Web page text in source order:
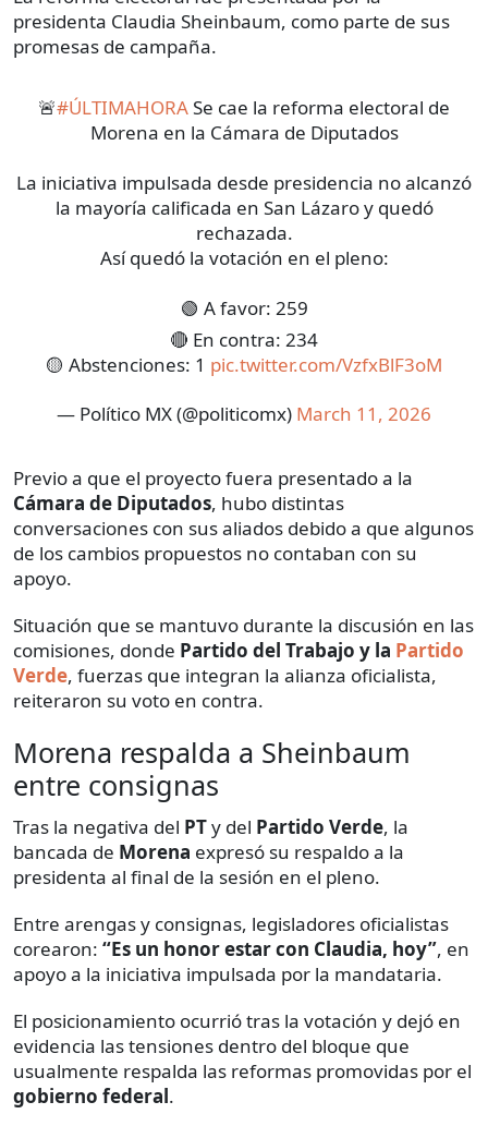
presidenta Claudia Sheinbaum, como parte de sus
promesas de campaña.
🚨#ÚLTIMAHORASe cae la reforma electoral de
Morena en la Cámara de Diputados
La iniciativa impulsada desde presidencia no alcanzó
la mayoría calificada en San Lázaro y quedó
rechazada.
Así quedó la votación en el pleno:
🟢 A favor: 259
🔴 En contra: 234
🟡 Abstenciones: 1 pic.twitter.com/VzfxBlF3oM
— Político MX (@politicomx) March 11, 2026
Previo a que el proyecto fuera presentado a la
Cámara de Diputados, hubo distintas
conversaciones con sus aliados debido a que algunos
de los cambios propuestos no contaban con su
apoyo.
Situación que se mantuvo durante la discusión en las
comisiones, donde Partido del Trabajo y la Partido
Verde, fuerzas que integran la alianza oficialista,
reiteraron su voto en contra.
Morena respalda a Sheinbaum
entre consignas
Tras la negativa del PTy del Partido Verde, la
bancada de Morena expresó su respaldo a la
presidenta al final de la sesión en el pleno.
Entre arengas y consignas, legisladores oficialistas
corearon: “Es un honor estar con Claudia, hoy”, en
apoyo a la iniciativa impulsada por la mandataria.
El posicionamiento ocurrió tras la votación y dejó en
evidencia las tensiones dentro del bloque que
usualmente respalda las reformas promovidas por el
gobierno federal.